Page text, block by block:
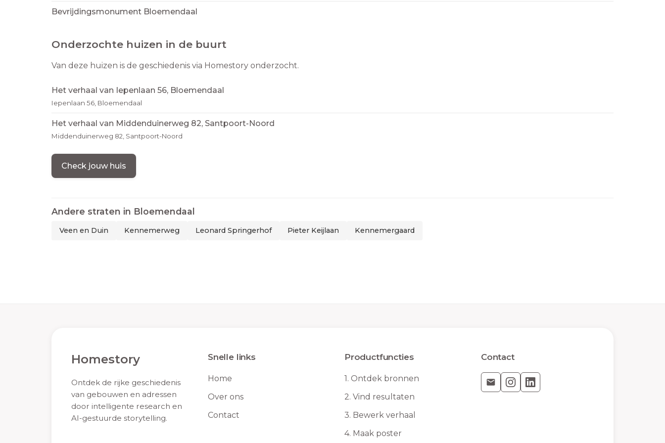
Bevrijdingsmonument Bloemendaal
Onderzochte huizen in de buurt
Van deze huizen is de geschiedenis via Homestory onderzocht.
Het verhaal van Iepenlaan 56, Bloemendaal
Iepenlaan 56, Bloemendaal
Het verhaal van Middenduinerweg 82, Santpoort-Noord
Middenduinerweg 82, Santpoort-Noord
Check jouw huis
Andere straten in Bloemendaal
Veen en Duin Kennemerweg Leonard Springerhof Pieter Keijlaan Kennemergaard
Homestory
Ontdek de rijke geschiedenis
van gebouwen en adressen
door intelligente research en
AI-gestuurde storytelling.
Snelle links
Home
Over ons
Contact
Productfuncties
1. Ontdek bronnen
2. Vind resultaten
3. Bewerk verhaal
4. Maak poster
Contact